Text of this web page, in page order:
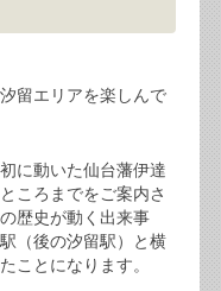
留エリアを楽しんで
に動いた仙台藩伊達
ころまでをご案内さ
歴史が動く出来事
（後の汐留駅）と横
ことになります。